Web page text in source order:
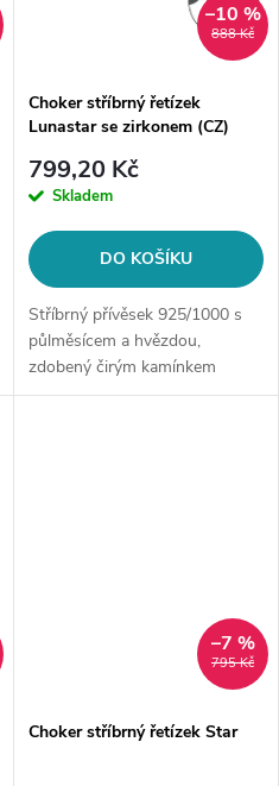
888 Kč
–10 %
Choker stříbrný řetízek
Lunastar se zirkonem (CZ)
799,20 Kč
Skladem
DO KOŠÍKU
Stříbrný přívěsek 925/1000 s
půlměsícem a hvězdou,
zdobený čirým kamínkem
Kubické zirkonie, velikost 9x11
795 Kč
–7 %
Choker stříbrný řetízek Star